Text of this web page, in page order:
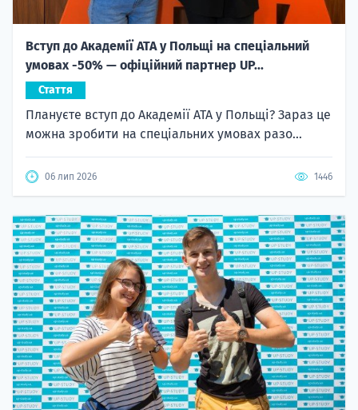
Вступ до Академії ATA у Польщі на спеціальний
умовах -50% — офіційний партнер UP...
Стаття
Плануєте вступ до Академії ATA у Польщі? Зараз це
можна зробити на спеціальних умовах разо...
06 лип 2026 1446